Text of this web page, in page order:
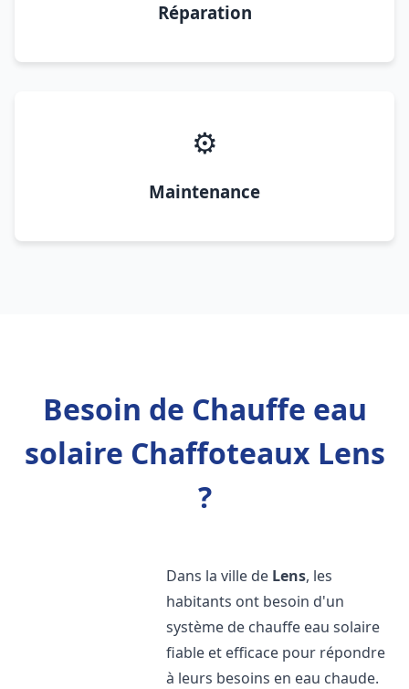
Réparation
⚙️
Maintenance
Besoin de Chauffe eau
solaire Chaffoteaux Lens
?
Dans la ville de Lens, les
habitants ont besoin d'un
système de chauffe eau solaire
fiable et efficace pour répondre
à leurs besoins en eau chaude.